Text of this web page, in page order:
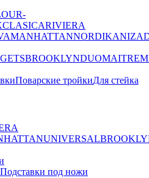
CLASICARIVIERA
MANHATTANNORDIKANIZA
BROOKLYNDUOMAITRE
Поварские тройкиДля стейка
UNIVERSAL
Подставки под ножи